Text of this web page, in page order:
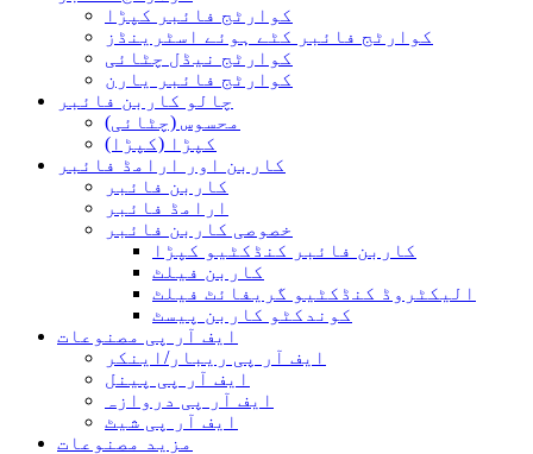
کوارٹج فائبر کپڑا
کوارٹج فائبر کٹے ہوئے اسٹرینڈز
کوارٹج نیڈل چٹائی
کوارٹج فائبر یارن
چالو کاربن فائبر
محسوس (چٹائی)
کپڑا (کپڑا)
کاربن اور ارامڈ فائبر
کاربن فائبر
ارامڈ فائبر
خصوصی کاربن فائبر
کاربن فائبر کنڈکٹیو کپڑا
کاربن فیلٹ
الیکٹروڈ کنڈکٹیو گریفائٹ فیلٹ
کوندکٹو کاربن پیسٹ
ایف آر پی مصنوعات
ایف آر پی ریبار/اینکر
ایف آر پی پینل
ایف آر پی دروازہ
ایف آر پی شیٹ
مزید مصنوعات